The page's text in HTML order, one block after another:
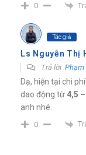
0
Tác giả
Ls Nguyễn Thị
Trả lời
Dạ, hiện tại chi
dao động từ 4,5
anh nhé.
0